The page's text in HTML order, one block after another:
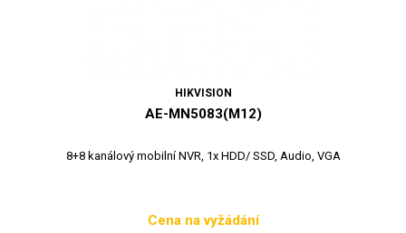
HIKVISION
AE-MN5083(M12)
8+8 kanálový mobilní NVR, 1x HDD/ SSD, Audio, VGA
Cena
Cena na vyžádání